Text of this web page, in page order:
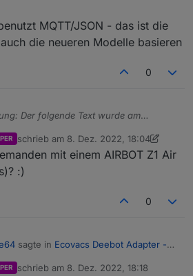
MQTT/JSON - das ist die
die neueren Modelle basieren
0
Der folgende Text wurde am
)
hier über den Status des Ecovacs
"offene Baustellen" gibt - oder ob Ihr
auch den aktuellen Status
;) ).
Versionen
schrieb am 8. Dez. 2022, 18:04
zuletzt editiert von mrbungle6412. Aug.
mit einem AIRBOT Z1 Air
:)
0
sagte in Ecovacs Deebot Adapter -
schrieb am 8. Dez. 2022, 18:18
zuletzt editiert von